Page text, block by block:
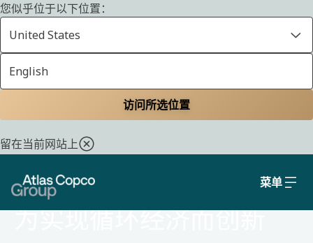
您似乎位于以下位置：
United States
English
访问所选位置
留在当前网站上
菜单
环境
为实现循环经济而创新